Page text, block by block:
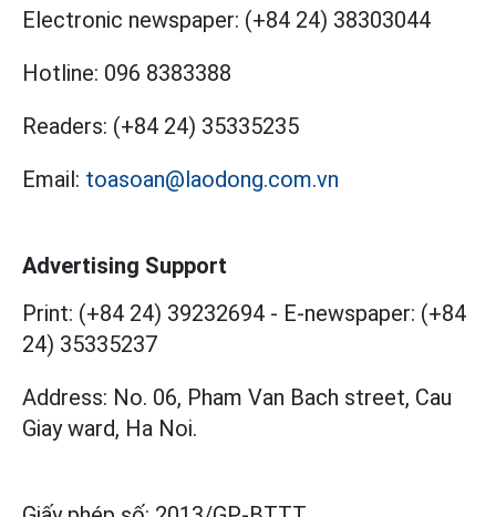
Electronic newspaper: (+84 24) 38303044
Hotline: 096 8383388
Readers: (+84 24) 35335235
Email: toasoan@laodong.com.vn
Advertising Support
Print: (+84 24) 39232694 - E-newspaper: (+84
24) 35335237
Address: No. 06, Pham Van Bach street, Cau
Giay ward, Ha Noi.